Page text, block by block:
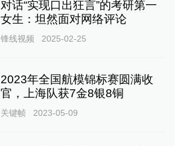
对话“实现口出狂言”的考研第一
女生：坦然面对网络评论
锋线视频 2025-02-25
2023年全国航模锦标赛圆满收
官，上海队获7金8银8铜
关键帧 2023-05-09